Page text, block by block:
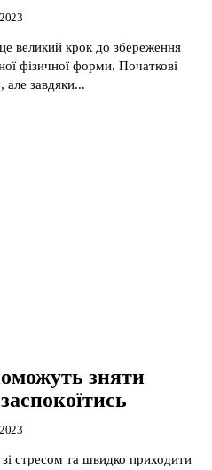
великий крок до збереження
фізичної форми. Початкові
завдяки...
зняти
стресом та швидко приходити